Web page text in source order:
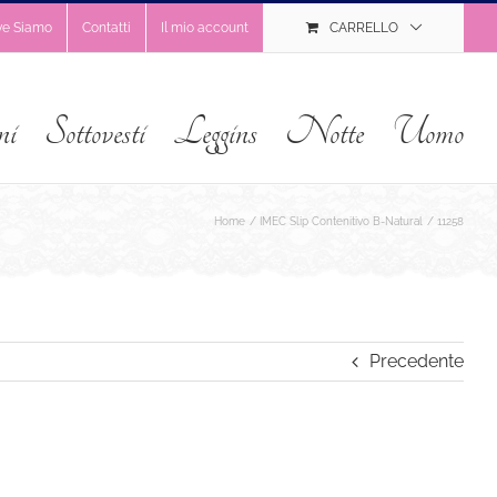
Siamo Contatti Il mio account CARRELLO
Sottovesti Leggins Notte Uomo
Home IMEC Slip Contenitivo B-Natural 11258
Precedente